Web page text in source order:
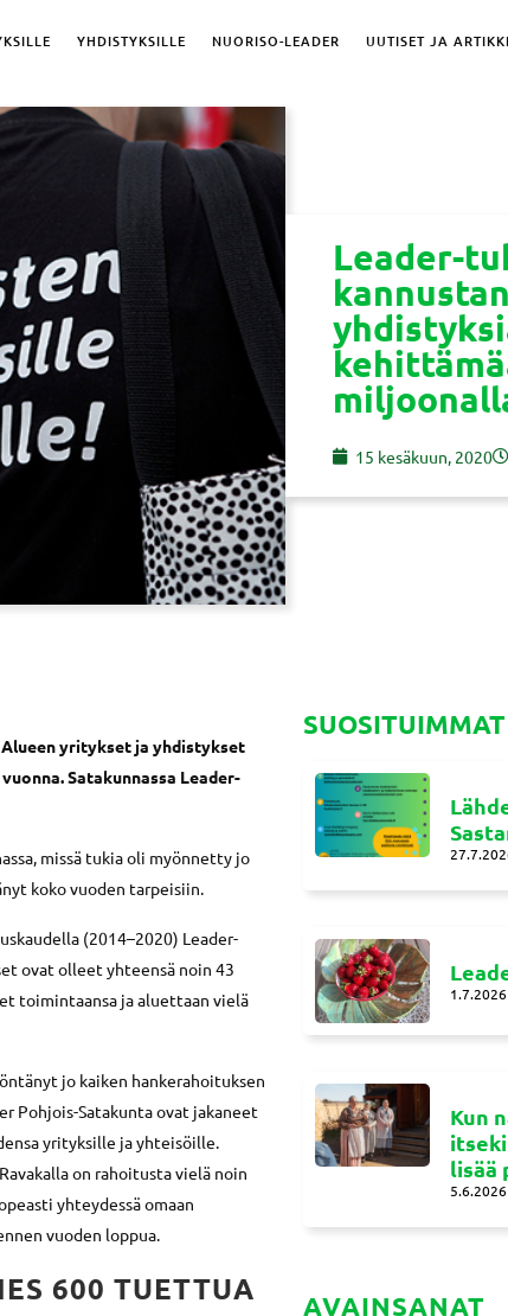
YHDISTYKSILLE NUORISO-LEADER UUTISET JA
Leader-
15 kesäkuun, 2020
yritykset ja yhdistykset
Satakunnassa Leader-
missä tukia oli myönnetty jo
koko vuoden tarpeisiin.
(2014–2020) Leader-
ovat olleet yhteensä noin 43
toimintaansa ja aluettaan vielä
jo kaiken hankerahoituksen
Pohjois-Satakunta ovat jakaneet
yrityksille ja yhteisöille.
on rahoitusta vielä noin
yhteydessä omaan
vuoden loppua.
600 TUETTUA
1.7.2026
Kun
lisää
5.6.2026
AVAINSANAT